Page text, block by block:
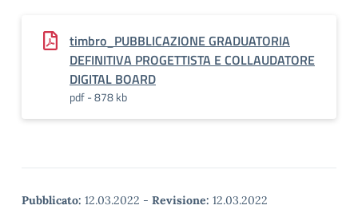
timbro_PUBBLICAZIONE GRADUATORIA
DEFINITIVA PROGETTISTA E COLLAUDATORE
DIGITAL BOARD
pdf - 878 kb
Pubblicato: 12.03.2022 - Revisione: 12.03.2022